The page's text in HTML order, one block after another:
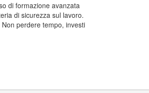
di formazione avanzata
di sicurezza sul lavoro.
perdere tempo, investi